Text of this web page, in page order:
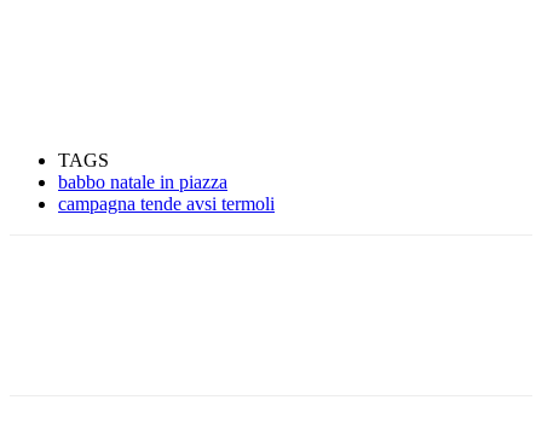
TAGS
babbo natale in piazza
campagna tende avsi termoli